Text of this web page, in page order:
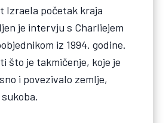
Izraela početak kraja
je intervju s Charliejem
iz 1994. godine.
što je takmičenje, koje je
i povezivalo zemlje,